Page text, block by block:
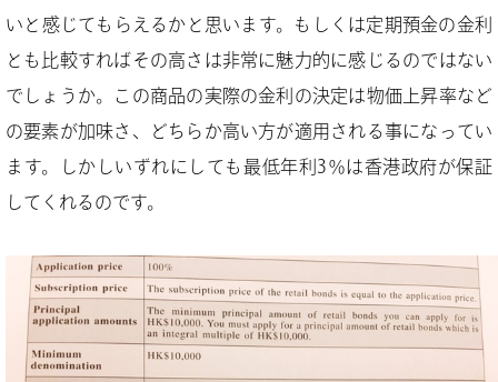
いと感じてもらえるかと思います。もしくは定期預金の金利
とも比較すればその高さは非常に魅力的に感じるのではない
でしょうか。この商品の実際の金利の決定は物価上昇率など
の要素が加味さ、どちらか高い方が適用される事になってい
ます。しかしいずれにしても最低年利3％は香港政府が保証
してくれるのです。